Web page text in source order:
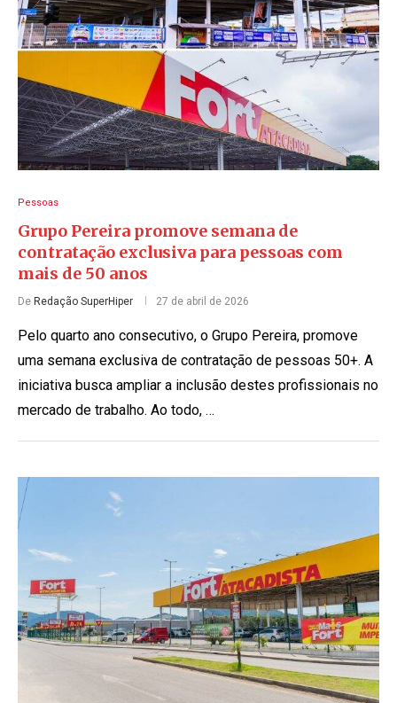
Pessoas
Grupo Pereira promove semana de
contratação exclusiva para pessoas com
mais de 50 anos
De Redação SuperHiper 27 de abril de 2026
Pelo quarto ano consecutivo, o Grupo Pereira, promove
uma semana exclusiva de contratação de pessoas 50+. A
iniciativa busca ampliar a inclusão destes profissionais no
mercado de trabalho. Ao todo, …